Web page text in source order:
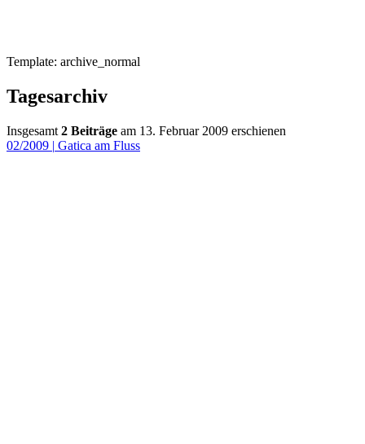
Template: archive_normal
Tagesarchiv
Insgesamt 2 Beiträge am 13. Februar 2009 erschienen
02/2009 | Gatica am Fluss